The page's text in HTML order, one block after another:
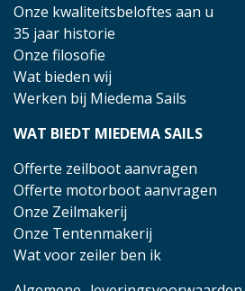
Onze kwaliteitsbeloftes aan u
35 jaar historie
Onze filosofie
Wat bieden wij
Werken bij Miedema Sails
WAT BIEDT MIEDEMA SAILS
Offerte zeilboot aanvragen
Offerte motorboot aanvragen
Onze Zeilmakerij
Onze Tentenmakerij
Wat voor zeiler ben ik